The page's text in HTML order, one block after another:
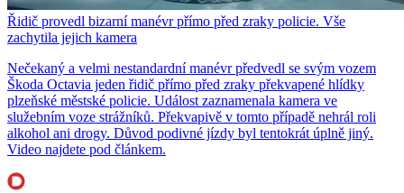
Řidič provedl bizarní manévr přímo před zraky policie. Vše
zachytila jejich kamera
Nečekaný a velmi nestandardní manévr předvedl se svým vozem
Škoda Octavia jeden řidič přímo před zraky překvapené hlídky
plzeňské městské policie. Událost zaznamenala kamera ve
služebním voze strážníků. Překvapivě v tomto případě nehrál roli
alkohol ani drogy. Důvod podivné jízdy byl tentokrát úplně jiný.
Video najdete pod článkem.